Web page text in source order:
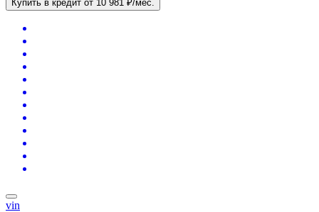
Купить в кредит от 10 981 ₽/мес.
vin